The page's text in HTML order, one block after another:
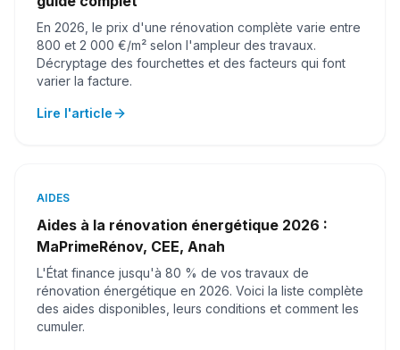
En 2026, le prix d'une rénovation complète varie entre
800 et 2 000 €/m² selon l'ampleur des travaux.
Décryptage des fourchettes et des facteurs qui font
varier la facture.
Lire l'article
AIDES
Aides à la rénovation énergétique 2026 :
MaPrimeRénov, CEE, Anah
L'État finance jusqu'à 80 % de vos travaux de
rénovation énergétique en 2026. Voici la liste complète
des aides disponibles, leurs conditions et comment les
cumuler.